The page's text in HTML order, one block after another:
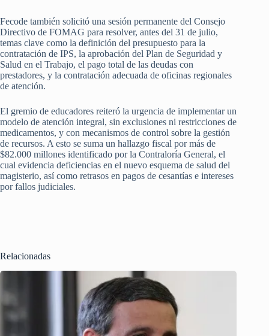
Fecode también solicitó una sesión permanente del Consejo
Directivo de FOMAG para resolver, antes del 31 de julio,
temas clave como la definición del presupuesto para la
contratación de IPS, la aprobación del Plan de Seguridad y
Salud en el Trabajo, el pago total de las deudas con
prestadores, y la contratación adecuada de oficinas regionales
de atención.
El gremio de educadores reiteró la urgencia de implementar un
modelo de atención integral, sin exclusiones ni restricciones de
medicamentos, y con mecanismos de control sobre la gestión
de recursos. A esto se suma un hallazgo fiscal por más de
$82.000 millones identificado por la Contraloría General, el
cual evidencia deficiencias en el nuevo esquema de salud del
magisterio, así como retrasos en pagos de cesantías e intereses
por fallos judiciales.
Relacionadas